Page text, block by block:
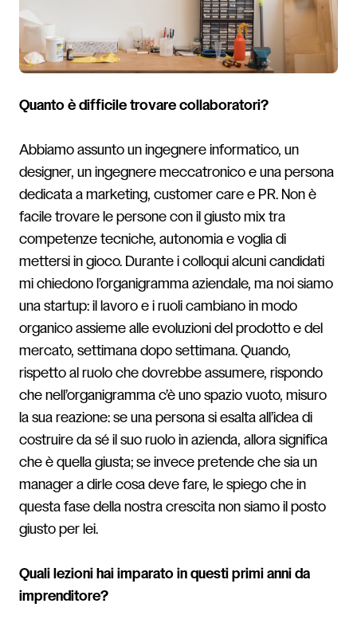
Quanto è difficile trovare collaboratori?
Abbiamo assunto un ingegnere informatico, un
designer, un ingegnere meccatronico e una persona
dedicata a marketing, customer care e PR. Non è
facile trovare le persone con il giusto mix tra
competenze tecniche, autonomia e voglia di
mettersi in gioco. Durante i colloqui alcuni candidati
mi chiedono l’organigramma aziendale, ma noi siamo
una startup: il lavoro e i ruoli cambiano in modo
organico assieme alle evoluzioni del prodotto e del
mercato, settimana dopo settimana. Quando,
rispetto al ruolo che dovrebbe assumere, rispondo
che nell’organigramma c’è uno spazio vuoto, misuro
la sua reazione: se una persona si esalta all’idea di
costruire da sé il suo ruolo in azienda, allora significa
che è quella giusta; se invece pretende che sia un
manager a dirle cosa deve fare, le spiego che in
questa fase della nostra crescita non siamo il posto
giusto per lei.
Quali lezioni hai imparato in questi primi anni da
imprenditore?